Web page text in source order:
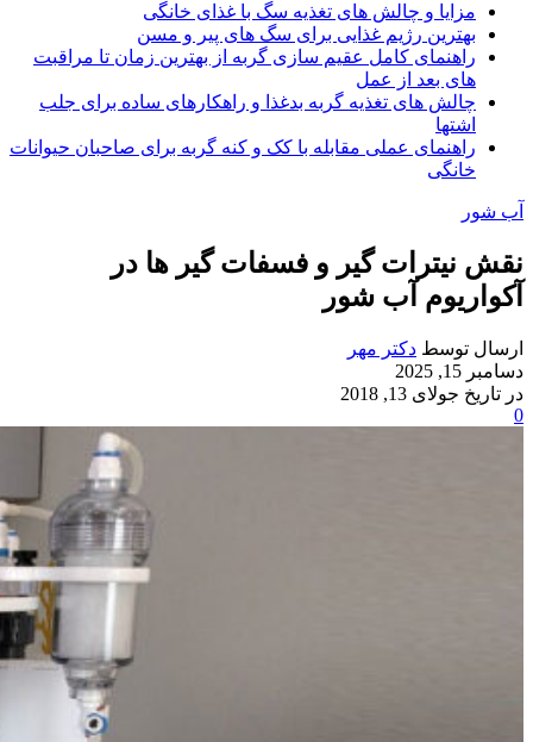
مزایا و چالش‌ های تغذیه سگ با غذای خانگی
بهترین رژیم غذایی برای سگ‌ های پیر و مسن
راهنمای کامل عقیم سازی گربه از بهترین زمان تا مراقبت‌
های بعد از عمل
چالش‌ های تغذیه گربه بدغذا و راهکارهای ساده برای جلب
اشتها
راهنمای عملی مقابله با کک و کنه گربه برای صاحبان حیوانات
خانگی
آب شور
نقش نیترات گیر و فسفات گیر ها در
آکواریوم آب شور
ارسال توسط دکتر مهر
دسامبر 15, 2025
در تاریخ جولای 13, 2018
0